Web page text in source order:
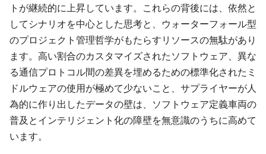
トが継続的に上昇しています。これらの背後には、依然と
してシナリオを中心とした思考と、ウォーターフォール型
のプロジェクト管理哲学がもたらすリソースの無駄があり
ます。高い割合のカスタマイズされたソフトウェア、異な
る通信プロトコル間の差異を埋めるための標準化されたミ
ドルウェアの使用が極めて少ないこと、サプライヤーが人
為的に作り出したデータの壁は、ソフトウェア定義車両の
普及とインテリジェント化の障壁を無意識のうちに高めて
います。